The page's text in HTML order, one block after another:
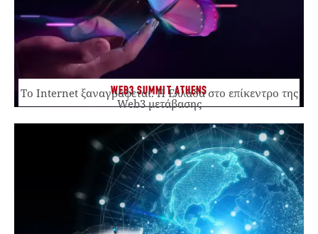
WEB3 SUMMIT ATHENS
Το Internet ξαναγράφεται. Η Ελλάδα στο επίκεντρο της
Web3 μετάβασης